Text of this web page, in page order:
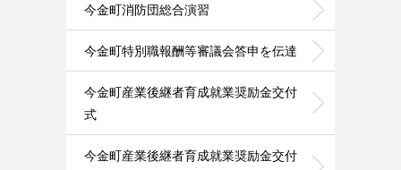
今金町消防団総合演習
今金町特別職報酬等審議会答申を伝達
今金町産業後継者育成就業奨励金交付
式
今金町産業後継者育成就業奨励金交付